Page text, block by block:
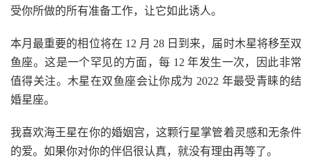
受你所做的所有准备工作，让它如此诱人。
本月最重要的相位将在 12 月 28 日到来，届时木星将移至双
鱼座。这是一个罕见的方面，每 12 年发生一次，因此非常
值得关注。木星在双鱼座会让你成为 2022 年最受青睐的结
婚星座。
我喜欢海王星在你的婚姻宫，这颗行星掌管着灵感和无条件
的爱。如果你对你的伴侣很认真，就没有理由再等了。